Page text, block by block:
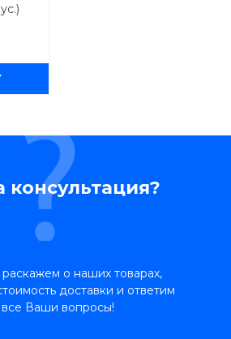
консультация?
о наших товарах,
доставки и ответим
Ваши вопросы!